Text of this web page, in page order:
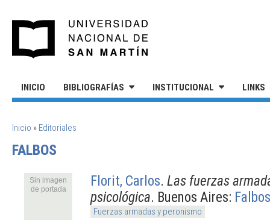
INICIO BIBLIOGRAFÍAS INSTITUCIONAL LINKS
SE ENCUENTRA USTED AQUÍ
Inicio » Editoriales
FALBOS
Sin imagen
de portada
Florit, Carlos. Las fuerzas
psicológica. Buenos Aires: Falbos
Fuerzas armadas y peronismo